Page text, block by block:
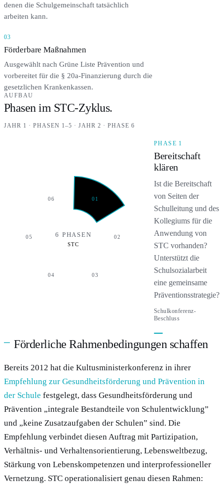
denen die Schulgemeinschaft tatsächlich
arbeiten kann.
03
Förderbare Maßnahmen
Ausgewählt nach Grüne Liste Prävention und
vorbereitet für die § 20a-Finanzierung durch die
gesetzlichen Krankenkassen.
AUFBAU
Phasen im STC-Zyklus.
JAHR 1 · PHASEN 1–5 · JAHR 2 · PHASE 6
01
02
03
04
05
06
6 PHASEN
STC
PHASE 1
Bereitschaft
klären
Ist die Bereitschaft
von Seiten der
Schulleitung und des
Kollegiums für die
Anwendung von
STC vorhanden?
Unterstützt die
Schulsozialarbeit
eine gemeinsame
Präventionsstrategie?
Schulkonferenz-
Beschluss
Förderliche Rahmenbedingungen schaffen
Bereits 2012 hat die Kultusministerkonferenz in ihrer
Empfehlung zur Gesundheitsförderung und Prävention in
der Schule festgelegt, dass Gesundheitsförderung und
Prävention „integrale Bestandteile von Schulentwicklung”
und „keine Zusatzaufgaben der Schulen” sind. Die
Empfehlung verbindet diesen Auftrag mit Partizipation,
Verhältnis- und Verhaltensorientierung, Lebensweltbezug,
Stärkung von Lebenskompetenzen und interprofessioneller
Vernetzung. STC operationalisiert genau diesen Rahmen: